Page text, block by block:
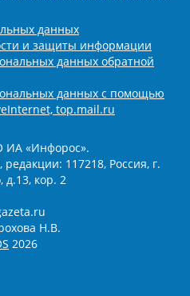
данных
и защиты информации
данных обратной
данных с помощью
top.mail.ru
ИА «Инфорос».
117218, Россия, г.
д.13, кор. 2
Н.В.
2026